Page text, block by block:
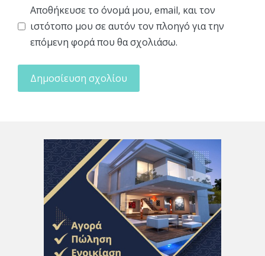
Αποθήκευσε το όνομά μου, email, και τον
ιστότοπο μου σε αυτόν τον πλοηγό για την
επόμενη φορά που θα σχολιάσω.